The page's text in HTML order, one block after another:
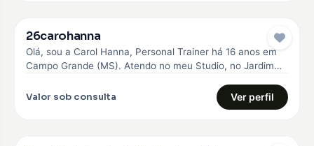
26carohanna
Olá, sou a Carol Hanna, Personal Trainer há 16 anos em
Campo Grande (MS). Atendo no meu Studio, no Jardim…
Valor sob consulta Ver perfil